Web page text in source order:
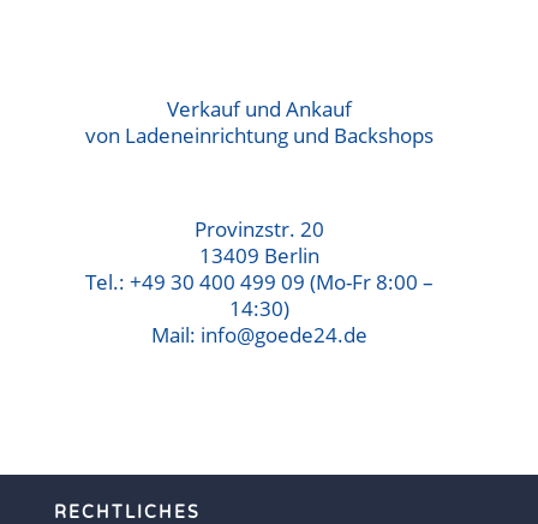
Verkauf und Ankauf
von Ladeneinrichtung und Backshops
Provinzstr. 20
13409 Berlin
Tel.: +49 30 400 499 09 (Mo-Fr 8:00 –
14:30)
Mail: info@goede24.de
RECHTLICHES